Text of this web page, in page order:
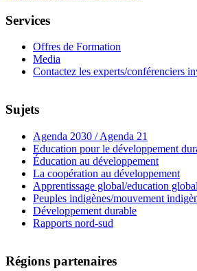
Services
Offres de Formation
Media
Contactez les experts/conférenciers
Sujets
Agenda 2030 / Agenda 21
Education pour le développement
Éducation au développement
La coopération au développement
Apprentissage global/education
Peuples indigènes/mouvement
Développement durable
Rapports nord-sud
Régions partenaires